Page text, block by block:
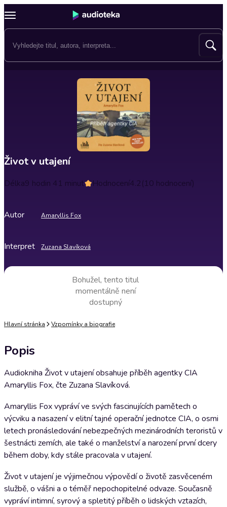
Život v utajení
Délka9 hodin 41 minut Hodnocení4.2(10 hodnocení)
Autor Amaryllis Fox
Interpret Zuzana Slavíková
Bohužel, tento titul
momentálně není
dostupný
Hlavní stránka Vzpomínky a biografie
Popis
Audiokniha Život v utajení obsahuje příběh agentky CIA
Amaryllis Fox, čte Zuzana Slavíková.
Amaryllis Fox vypráví ve svých fascinujících pamětech o
výcviku a nasazení v elitní tajné operační jednotce CIA, o osmi
letech pronásledování nebezpečných mezinárodních teroristů v
šestnácti zemích, ale také o manželství a narození první dcery
během doby, kdy stále pracovala v utajení.
Život v utajení je výjimečnou výpovědí o životě zasvěceném
službě, o vášni a o téměř nepochopitelné odvaze. Současně
vypráví intimní, syrový a spletitý příběh o lidských vztazích,